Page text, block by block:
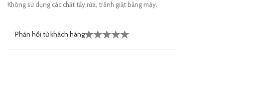
Không sử dụng các chất tẩy rửa, tránh giặt bằng máy.
Phản hồi từ khách hàng